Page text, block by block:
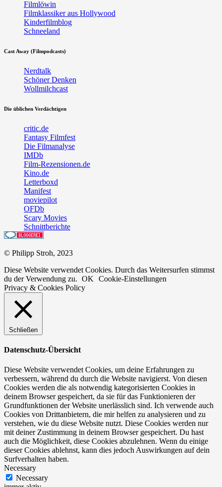
Filmlöwin
Filmklassiker aus Hollywood
Kinderfilmblog
Schneeland
Cast Away (Filmpodcasts)
Nerdtalk
Schöner Denken
Wollmilchcast
Die üblichen Verdächtigen
critic.de
Fantasy Filmfest
Die Filmanalyse
IMDb
Film-Rezensionen.de
Kino.de
Letterboxd
Manifest
moviepilot
OFDb
Scary Movies
Schnittberichte
© Philipp Stroh, 2023
Diese Website verwendet Cookies. Durch das Weitersurfen stimmst
du der Verwendung zu. OK
Cookie-Einstellungen
Privacy & Cookies Policy
Schließen
Datenschutz-Übersicht
Diese Website verwendet Cookies, um deine Erfahrungen zu
verbessern, während du durch die Website navigierst. Von diesen
Cookies werden die als notwendig kategorisierten Cookies in
deinem Browser gespeichert, da sie für das Funktionieren der
Grundfunktionen der Website unerlässlich sind. Ich verwende auch
Cookies von Drittanbietern, die mir helfen zu analysieren und zu
verstehen, wie du diese Website nutzt. Diese Cookies werden nur
mit deiner Zustimmung in deinem Browser gespeichert. Du hast
auch die Möglichkeit, diese Cookies abzulehnen. Wenn du einige
dieser Cookies ablehnst, kann dies jedoch Auswirkungen auf dein
Surfverhalten haben.
Necessary
Necessary